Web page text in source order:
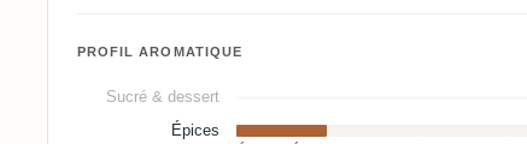
PROFIL AROMATIQUE
Sucré & dessert
Épices